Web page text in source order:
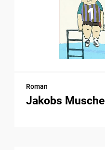
Roman
Jakobs Muschel